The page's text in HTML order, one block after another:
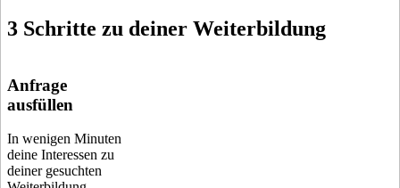
3 Schritte zu deiner Weiterbildung
Anfrage
ausfüllen
In wenigen Minuten
deine Interessen zu
deiner gesuchten